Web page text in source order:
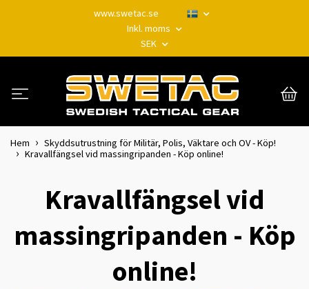
www.swetac.se
Inkl. moms
SEK
Hem
Skyddsutrustning för Militär, Polis, Väktare och OV - Köp!
Kravallfängsel vid massingripanden - Köp online!
Kravallfängsel vid
massingripanden - Köp
online!